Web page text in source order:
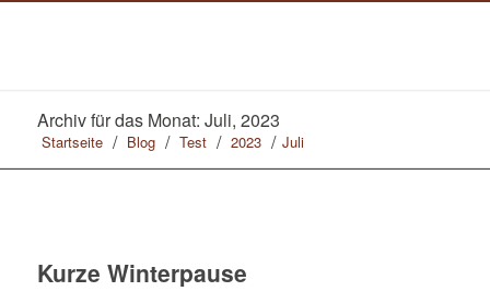
Archiv für das Monat: Juli, 2023
Startseite / Blog / Test / 2023 / Juli
Kurze Winterpause